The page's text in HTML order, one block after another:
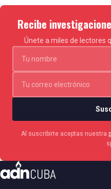
Recibe
Únete a miles de lectores
Al suscribirte aceptas nuestra